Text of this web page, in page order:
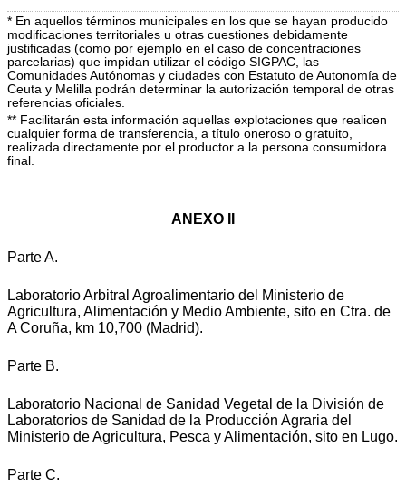
* En aquellos términos municipales en los que se hayan producido
modificaciones territoriales u otras cuestiones debidamente
justificadas (como por ejemplo en el caso de concentraciones
parcelarias) que impidan utilizar el código SIGPAC, las
Comunidades Autónomas y ciudades con Estatuto de Autonomía de
Ceuta y Melilla podrán determinar la autorización temporal de otras
referencias oficiales.
** Facilitarán esta información aquellas explotaciones que realicen
cualquier forma de transferencia, a título oneroso o gratuito,
realizada directamente por el productor a la persona consumidora
final.
ANEXO II
Parte A.
Laboratorio Arbitral Agroalimentario del Ministerio de
Agricultura, Alimentación y Medio Ambiente, sito en Ctra. de
A Coruña, km 10,700 (Madrid).
Parte B.
Laboratorio Nacional de Sanidad Vegetal de la División de
Laboratorios de Sanidad de la Producción Agraria del
Ministerio de Agricultura, Pesca y Alimentación, sito en Lugo.
Parte C.